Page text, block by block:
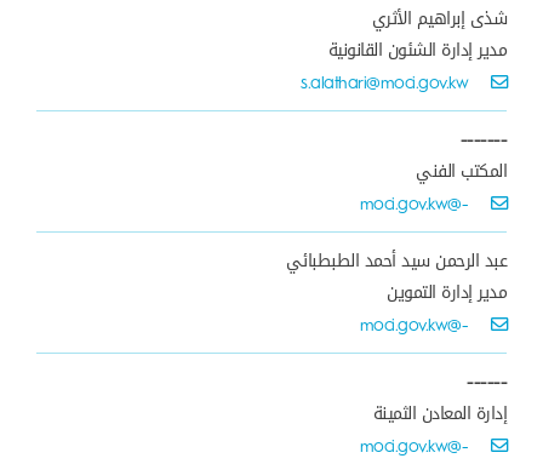
شذى إبراهيم الأثري
مدير إدارة الشئون القانونية
s.alathari@moci.gov.kw
-------
المكتب الفني
-@moci.gov.kw
عبد الرحمن سيد أحمد الطبطبائي
مدير إدارة التموين
-@moci.gov.kw
------
إدارة المعادن الثمينة
-@moci.gov.kw